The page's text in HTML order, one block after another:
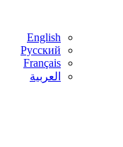
English
Русский
Français
العربية